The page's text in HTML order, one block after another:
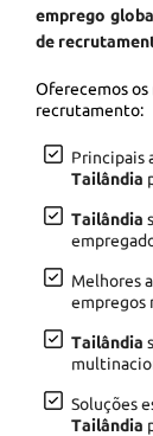
emprego
de
Oferecemos os
recrutamento:
Principais
Tailândia
Tailândia
Melhores
empregos
Tailândia
Soluções
Tailândia